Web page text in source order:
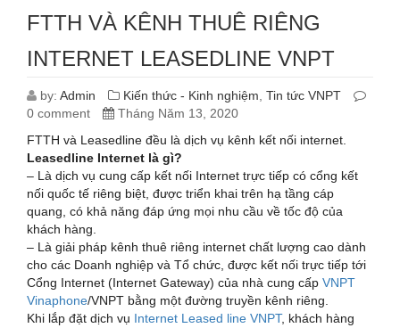
FTTH VÀ KÊNH THUÊ RIÊNG
INTERNET LEASEDLINE VNPT
by: Admin Kiến thức - Kinh nghiệm Tin tức VNPT
0 comment
Tháng Năm 13, 2020
FTTH và Leasedline đều là dịch vụ kênh kết nối internet.
Leasedline Internet là gì?
– Là dịch vụ cung cấp kết nối Internet trực tiếp có cổng kết
nối quốc tế riêng biệt, được triển khai trên hạ tầng cáp
quang, có khả năng đáp ứng mọi nhu cầu về tốc độ của
khách hàng.
– Là giải pháp kênh thuê riêng internet chất lượng cao dành
cho các Doanh nghiệp và Tổ chức, được kết nối trực tiếp tới
Cổng Internet (Internet Gateway) của nhà cung cấp VNPT
Vinaphone/VNPT bằng một đường truyền kênh riêng.
Khi lắp đặt dịch vụ Internet Leased line VNPT, khách hàng